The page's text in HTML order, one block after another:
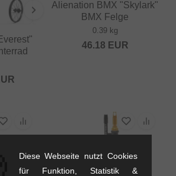
Alienation BMX "Skylark"
BMX Felge
0.39 kg
46.18 EUR
Diese Webseite nutzt Cookies
für Funktion, Statistik &